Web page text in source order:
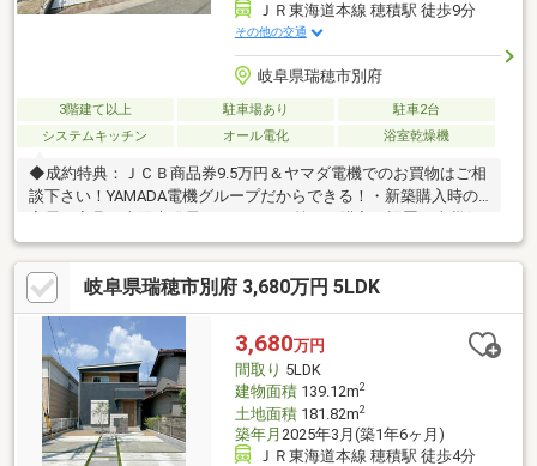
ＪＲ東海道本線 穂積駅 徒歩9分
その他の交通
岐阜県瑞穂市別府
3階建て以上 駐車場あり
駐車2台
システムキッチン
オール電化 浴室乾燥機
◆成約特典：ＪＣＢ商品券9.5万円＆ヤマダ電機でのお買物はご相
談下さい！YAMADA電機グループだからできる！・新築購入時の
険の見積もりから加入手続き・住宅ローンの相談から事前審査、
引渡しまでの手続きサポート・住宅ローン控除、各自治体の助成
金 のサポート◇3階建ての５LDK◇リビングエアコン付き◇駐
車場 2台可◇LDK 広々18帖◇オール電化住宅◇耐震等級３◇
長期優良住宅◇階段下収納・シューズインクローゼット付き◇穂
積小学校まで徒歩14分◇JR穂積駅まで徒歩9分
岐阜県瑞穂市別府 3,680万円 5LDK
3,680万円
間取り 5LDK
建物面積139.12m2
土地面積181.82m2
築年月 2025年3月(築1年6ヶ月)
ＪＲ東海道本線 穂積駅 徒歩4分